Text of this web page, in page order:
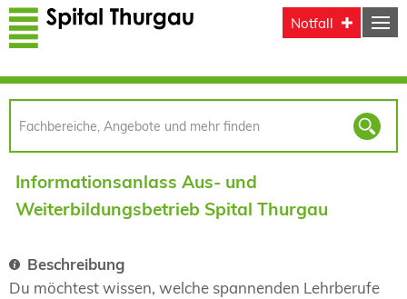
Direkt zum Inhalt
Notfall
Informationsanlass Aus- und
Weiterbildungsbetrieb Spital Thurgau
Beschreibung
Du möchtest wissen, welche spannenden Lehrberufe